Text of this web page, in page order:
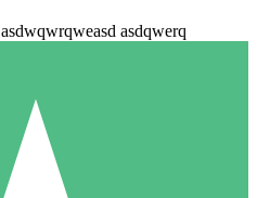
asdwqwrqweasd asdqwerq